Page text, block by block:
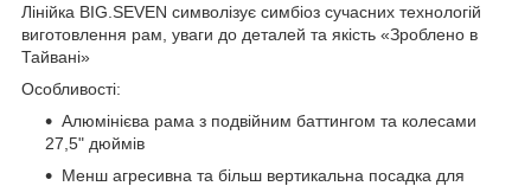
Лінійка BIG.SEVEN символізує симбіоз сучасних технологій
виготовлення рам, уваги до деталей та якість «Зроблено в
Тайвані»
Особливості:
Алюмінієва рама з подвійним баттингом та колесами
27,5" дюймів
Менш агресивна та більш вертикальна посадка для